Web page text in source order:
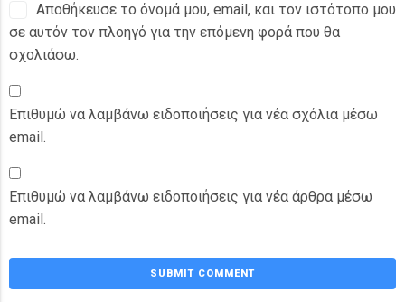
Αποθήκευσε το όνομά μου, email, και τον ιστότοπο μου
σε αυτόν τον πλοηγό για την επόμενη φορά που θα
σχολιάσω.
Επιθυμώ να λαμβάνω ειδοποιήσεις για νέα σχόλια μέσω
email.
Επιθυμώ να λαμβάνω ειδοποιήσεις για νέα άρθρα μέσω
email.